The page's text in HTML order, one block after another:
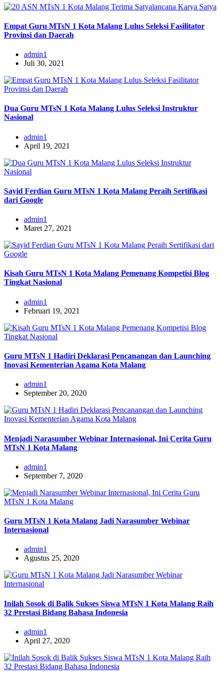
Empat Guru MTsN 1 Kota Malang Lulus Seleksi Fasilitator
Provinsi dan Daerah
admin1
Juli 30, 2021
Dua Guru MTsN 1 Kota Malang Lulus Seleksi Instruktur
Nasional
admin1
April 19, 2021
Sayid Ferdian Guru MTsN 1 Kota Malang Peraih Sertifikasi
dari Google
admin1
Maret 27, 2021
Kisah Guru MTsN 1 Kota Malang Pemenang Kompetisi Blog
Tingkat Nasional
admin1
Februari 19, 2021
Guru MTsN 1 Hadiri Deklarasi Pencanangan dan Launching
Inovasi Kementerian Agama Kota Malang
admin1
September 20, 2020
Menjadi Narasumber Webinar Internasional, Ini Cerita Guru
MTsN 1 Kota Malang
admin1
September 7, 2020
Guru MTsN 1 Kota Malang Jadi Narasumber Webinar
Internasional
admin1
Agustus 25, 2020
Inilah Sosok di Balik Sukses Siswa MTsN 1 Kota Malang Raih
32 Prestasi Bidang Bahasa Indonesia
admin1
April 27, 2020